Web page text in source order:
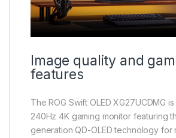
Image quality and
features
The ROG Swift OLED XG27UCDMG
240Hz 4K gaming monitor featuring
generation QD-OLED technology for